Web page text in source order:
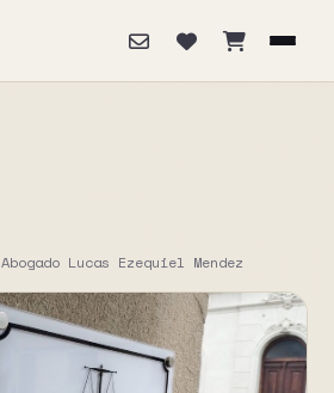
Abogado Lucas Ezequiel Mendez